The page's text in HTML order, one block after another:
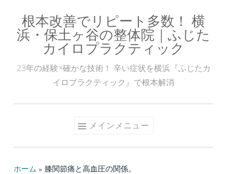
ン
根本改善でリピート多数！ 横
浜・保土ヶ谷の整体院｜ふじた
カイロプラクティック
23年の経験×確かな技術！ 辛い症状を横浜『ふじたカ
イロプラクティック』で根本解消
メインメニュー
ホーム » 膝関節痛と高血圧の関係。